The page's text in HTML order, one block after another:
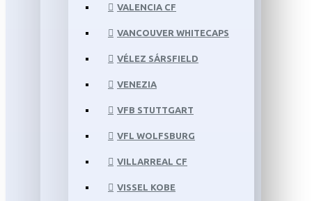
VALENCIA CF
VANCOUVER WHITECAPS
VÉLEZ SÁRSFIELD
VENEZIA
VFB STUTTGART
VFL WOLFSBURG
VILLARREAL CF
VISSEL KOBE